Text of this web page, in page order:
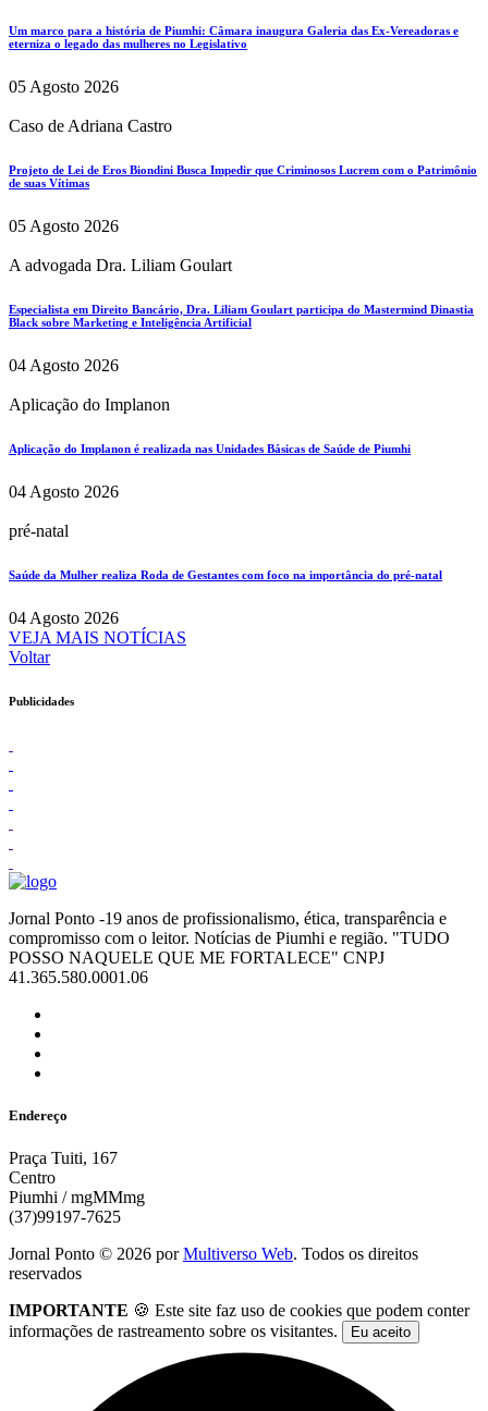
Um marco para a história de Piumhi: Câmara inaugura Galeria das Ex-Vereadoras e
eterniza o legado das mulheres no Legislativo
05 Agosto 2026
Caso de Adriana Castro
Projeto de Lei de Eros Biondini Busca Impedir que Criminosos Lucrem com o Patrimônio
de suas Vítimas
05 Agosto 2026
A advogada Dra. Liliam Goulart
Especialista em Direito Bancário, Dra. Liliam Goulart participa do Mastermind Dinastia
Black sobre Marketing e Inteligência Artificial
04 Agosto 2026
Aplicação do Implanon
Aplicação do Implanon é realizada nas Unidades Básicas de Saúde de Piumhi
04 Agosto 2026
pré-natal
Saúde da Mulher realiza Roda de Gestantes com foco na importância do pré-natal
04 Agosto 2026
VEJA MAIS NOTÍCIAS
Voltar
Publicidades
Jornal Ponto -19 anos de profissionalismo, ética, transparência e
compromisso com o leitor. Notícias de Piumhi e região. "TUDO
POSSO NAQUELE QUE ME FORTALECE" CNPJ
41.365.580.0001.06
Endereço
Praça Tuiti, 167
Centro
Piumhi / mgMMmg
(37)99197-7625
Jornal Ponto © 2026 porMultiverso Web. Todos os direitos
reservados
IMPORTANTE 🍪 Este site faz uso de cookies que podem conter
informações de rastreamento sobre os visitantes.
Eu aceito